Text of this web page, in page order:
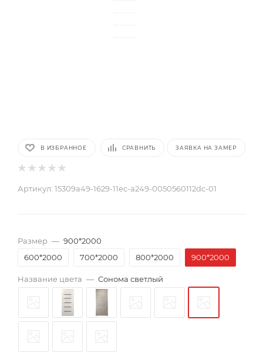
В ИЗБРАННОЕ СРАВНИТЬ ЗАЯВКА НА ЗАМЕР
Артикул: 15309a49-1629-11ec-a249-0050560112dc-01
Размер — 900*2000
600*2000
700*2000 800*2000 900*2000
Название цвета — Сонома светлый